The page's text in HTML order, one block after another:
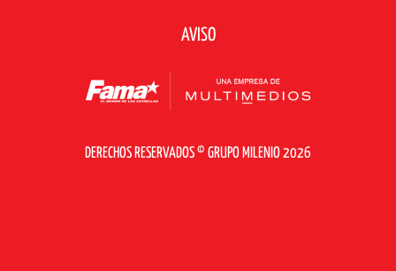
AVISO
DERECHOS RESERVADOS © GRUPO MILENIO 2026